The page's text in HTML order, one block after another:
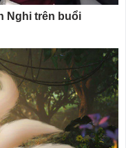
Nghi trên buổi